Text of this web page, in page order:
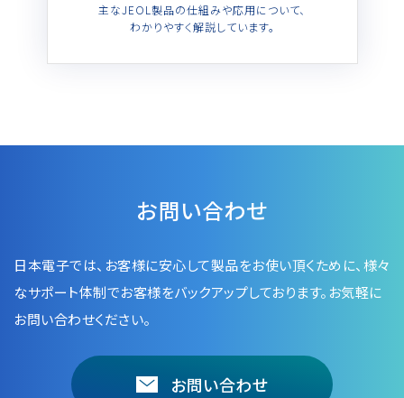
主なJEOL製品の仕組みや応用について、
わかりやすく解説しています。
お問い合わせ
日本電子では、お客様に安心して製品をお使い頂くために、様々
なサポート体制でお客様をバックアップしております。お気軽に
お問い合わせください。
お問い合わせ